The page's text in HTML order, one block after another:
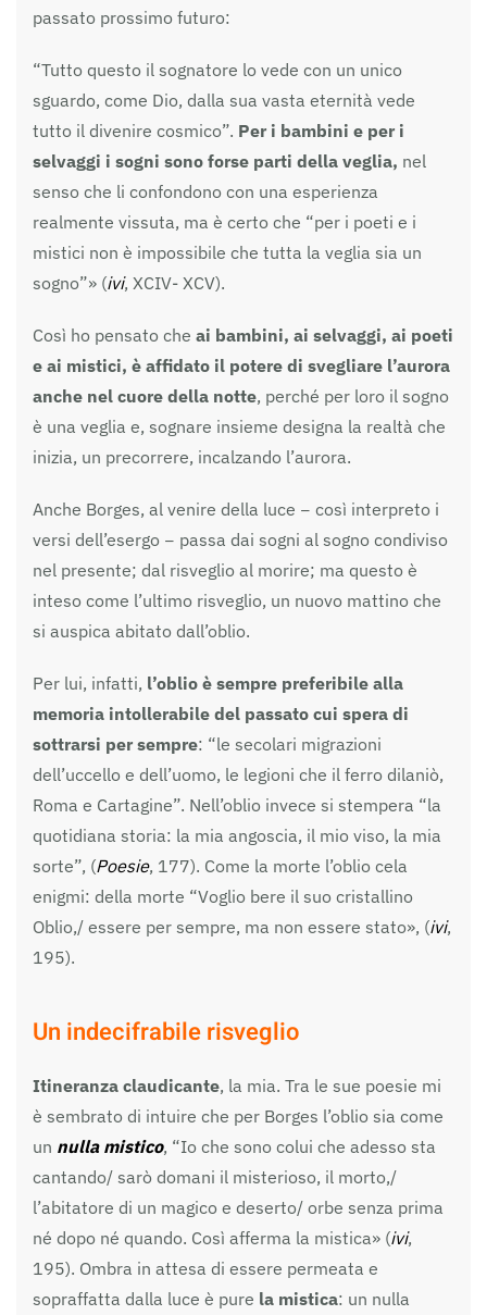
passato prossimo futuro:
“Tutto questo il sognatore lo vede con un unico
sguardo, come Dio, dalla sua vasta eternità vede
tutto il divenire cosmico”. Per i bambini e per i
selvaggi i sogni sono forse parti della veglia, nel
senso che li confondono con una esperienza
realmente vissuta, ma è certo che “per i poeti e i
mistici non è impossibile che tutta la veglia sia un
sogno”» (ivi, XCIV- XCV).
Così ho pensato che ai bambini, ai selvaggi, ai poeti
e ai mistici, è affidato il potere di svegliare l’aurora
anche nel cuore della notte, perché per loro il sogno
è una veglia e, sognare insieme designa la realtà che
inizia, un precorrere, incalzando l’aurora.
Anche Borges, al venire della luce − così interpreto i
versi dell’esergo − passa dai sogni al sogno condiviso
nel presente; dal risveglio al morire; ma questo è
inteso come l’ultimo risveglio, un nuovo mattino che
si auspica abitato dall’oblio.
Per lui, infatti, l’oblio è sempre preferibile alla
memoria intollerabile del passato cui spera di
sottrarsi per sempre: “le secolari migrazioni
dell’uccello e dell’uomo, le legioni che il ferro dilaniò,
Roma e Cartagine”. Nell’oblio invece si stempera “la
quotidiana storia: la mia angoscia, il mio viso, la mia
sorte”, (Poesie, 177). Come la morte l’oblio cela
enigmi: della morte “Voglio bere il suo cristallino
Oblio,/ essere per sempre, ma non essere stato», (ivi,
195).
Un indecifrabile risveglio
Itineranza claudicante, la mia. Tra le sue poesie mi
è sembrato di intuire che per Borges l’oblio sia come
un nulla mistico, “Io che sono colui che adesso sta
cantando/ sarò domani il misterioso, il morto,/
l’abitatore di un magico e deserto/ orbe senza prima
né dopo né quando. Così afferma la mistica» (ivi,
195). Ombra in attesa di essere permeata e
sopraffatta dalla luce è pure la mistica: un nulla